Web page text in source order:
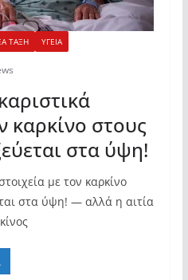
ΤΑΞΗ ΥΓΕΙΑ
καρκίνο στους
στα ύψη!
με τον καρκίνο
στα ύψη! — αλλά η αιτία